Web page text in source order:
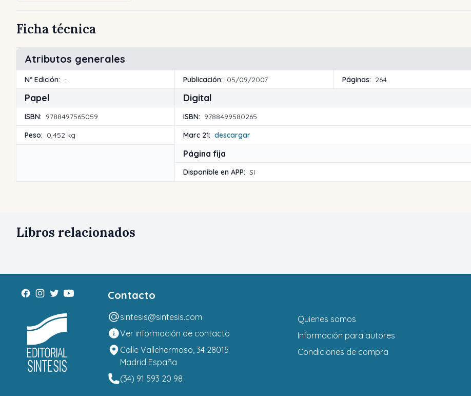
Ficha técnica
Atributos generales
Nº Edición: - Publicación: 05/09/2007 Páginas: 264
Papel
ISBN: 9788497565059
Peso: 0,452 kg
Digital
ISBN: 9788499580265
Marc 21: descargar
Página fija
Disponible en APP: Sí
Libros relacionados
Contacto
sintesis@sintesis.com
Ver información de contacto
Calle Vallehermoso, 34 28015
Madrid España
(34) 91 593 20 98
Quienes somos
Información para autores
Condiciones de compra